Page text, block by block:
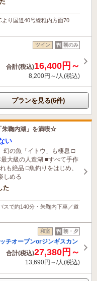
り国道40号線稚内方面70
ツイン 朝のみ
合計(税込)16,400円～
8,200円～/人(税込)
プランを見る(6件)
朱鞠内湖」を満喫☆
い
幻の魚「イトウ」も棲息 □
大級の人造湖 ■すべて手作
も絶品 □魚釣りをはじめ、
しめる
た
スで約140分・朱鞠内下車／道
和室 朝・夕
チオーブンorジンギスカン
合計(税込)27,380円～
13,690円～/人(税込)